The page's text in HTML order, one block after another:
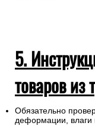
5.
товаров из
Обязательно
деформации, влаги